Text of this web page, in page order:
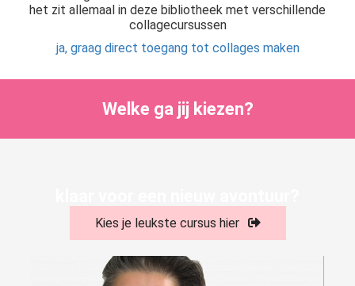
het zit allemaal in deze bibliotheek met verschillende
collagecursussen
ja, graag direct toegang tot collages maken
Welke ga jij kiezen?
Kies je leukste cursus hier